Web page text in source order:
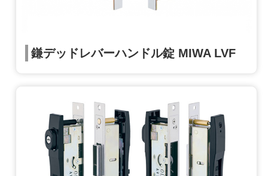
鎌デッドレバーハンドル錠 MIWA LVF